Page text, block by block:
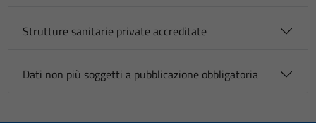
Strutture sanitarie private accreditate
Dati non più soggetti a pubblicazione obbligatoria